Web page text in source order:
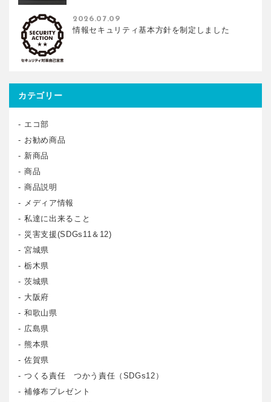
情報セキュリティ基本方針を制定しました
2026.07.09
カテゴリー
エコ部
お勧め商品
新商品
商品
商品説明
メディア情報
私達に出来ること
災害支援(SDGs11＆12)
宮城県
栃木県
茨城県
大阪府
和歌山県
広島県
熊本県
佐賀県
つくる責任 つかう責任（SDGs12）
補修布プレゼント